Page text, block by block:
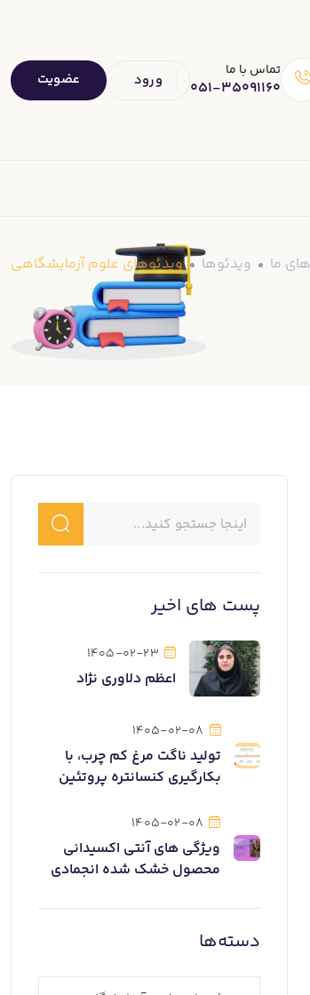
تماس با ما
051-35091160 ورود عضویت
ویدئوهای علوم آزمایشگاهی ویدئوها ما
پست های اخیر
1405-02-23
اعظم دلاوری نژاد
1405-02-08
تولید ناگت مرغ کم چرب، با
بکارگیری کنسانتره پروتئین
1405-02-08
ویژگی های آنتی اکسیدانی
محصول خشک شده انجمادی
دسته‌ها